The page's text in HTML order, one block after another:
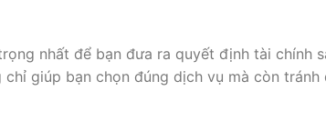
nhất để bạn đưa ra quyết định tài chính
giúp bạn chọn đúng dịch vụ mà còn tránh